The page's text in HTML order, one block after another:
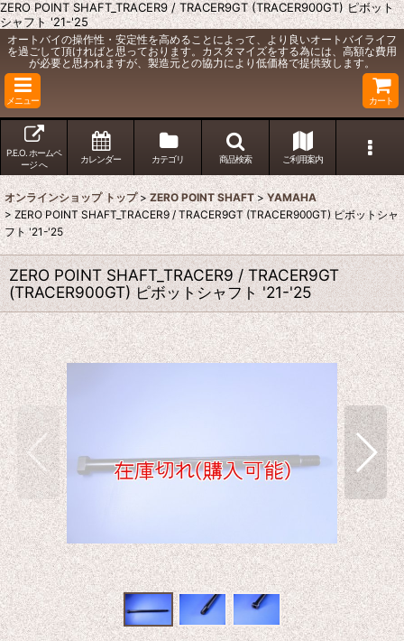
ZERO POINT SHAFT_TRACER9 / TRACER9GT (TRACER900GT) ピボット
シャフト '21-'25
オートバイの操作性・安定性を高めることによって、より良いオートバイライフ
を過ごして頂ければと思っております。カスタマイズをする為には、高額な費用
が必要と思われますが、製造元との協力により低価格で提供致します。
メニュー カート
P.E.O. ホームペ
ージ へ
カレンダー カテゴリ 商品検索 ご利用案内
オンラインショップ トップ > ZERO POINT SHAFT > YAMAHA
> ZERO POINT SHAFT_TRACER9 / TRACER9GT (TRACER900GT) ピボットシャ
フト '21-'25
ZERO POINT SHAFT_TRACER9 / TRACER9GT
(TRACER900GT) ピボットシャフト '21-'25